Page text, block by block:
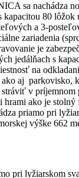
sa nachádza
kapacitou 80 lôžok
a 3-
zariadenia
je
jedálňach s
na
aj parkovisko,
v príjemnom
hrami ako je stolný
priamo pri
výške 662
pri lyžiarskom